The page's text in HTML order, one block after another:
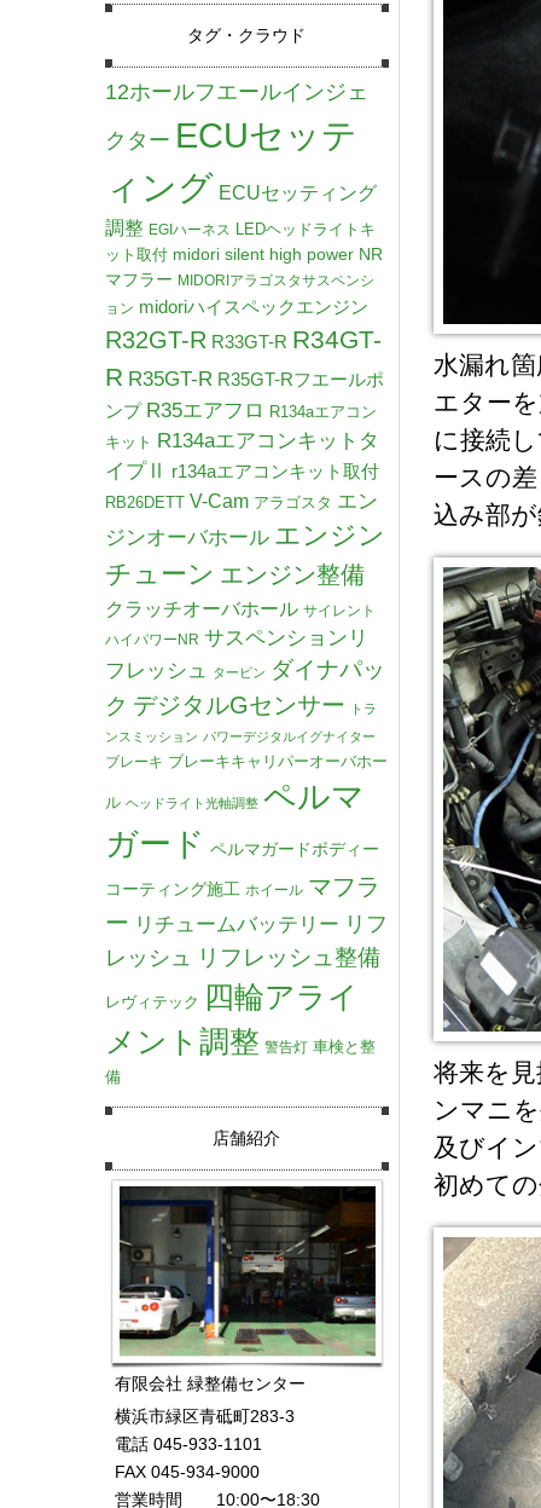
水漏れ
エター
に接続
ースの
込み部
将来を
ンマニ
及びイ
初めて
タグ・クラウド
12ホールフエールインジェ
クター ECUセッテ
ィング ECUセッティング
調整 EGIハーネス LEDヘッドライトキ
ット取付 midori silent high power NR
マフラー MIDORIアラゴスタサスペンシ
ョン midoriハイスペックエンジン
R32GT-R R33GT-R R34GT-
R R35GT-R R35GT-Rフエールポ
ンプ R35エアフロ R134aエアコン
キット R134aエアコンキットタ
イプⅡ
r134aエアコンキット取付
RB26DETT V-Cam アラゴスタ エン
ジンオーバホール エンジン
チューン エンジン整備
クラッチオーバホール サイレント
ハイパワーNR サスペンションリ
フレッシュ
タービン ダイナパッ
ク デジタルGセンサー
トラ
ンスミッション パワーデジタルイグナイター
ブレーキ ブレーキキャリパーオーバホー
ル ヘッドライト光軸調整 ペルマ
ガード ペルマガードボディー
コーティング施工 ホイール マフラ
ー リチュームバッテリー リフ
レッシュ
リフレッシュ整備
レヴィテック 四輪アライ
メント調整 警告灯 車検と整
備
店舗紹介
有限会社 緑整備センター
横浜市緑区青砥町283-3
電話 045-933-1101
FAX 045-934-9000
営業時間 10:00〜18:30